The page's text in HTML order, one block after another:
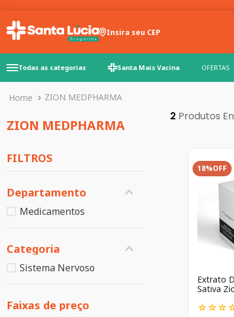
Insira seu CEP
O que você
Todas as categorias Santa Mais Vacina OFERTAS
ZION MEDPHARMA
ZION MEDPHARMA
FILTROS
Departamento
Medicamentos
Categoria
Sistema Nervoso
Faixas de preço
2
18%OFF
Extrato
Sativa
☆☆☆